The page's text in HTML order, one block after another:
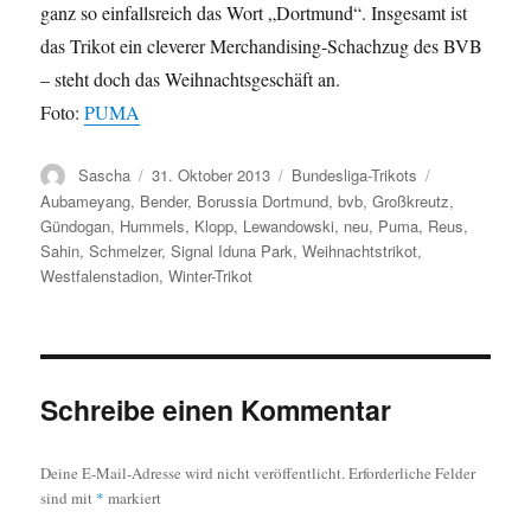
ganz so einfallsreich das Wort „Dortmund“. Insgesamt ist
das Trikot ein cleverer Merchandising-Schachzug des BVB
– steht doch das Weihnachtsgeschäft an.
Foto:PUMA
Autor
Sascha
Veröffentlicht
am
31. Oktober 2013 Kategorien
Bundesliga-Trikots
Aubameyang, Bender, Borussia Dortmund,bvb,Großkreutz,
Gündogan, Hummels, Klopp, Lewandowski, neu, Puma, Reus,
Sahin,Schmelzer,Signal Iduna Park,Weihnachtstrikot,
Westfalenstadion,Winter-Trikot
Schreibe einen Kommentar
Deine E-Mail-Adresse wird nicht veröffentlicht.Erforderliche Felder
sind mit * markiert